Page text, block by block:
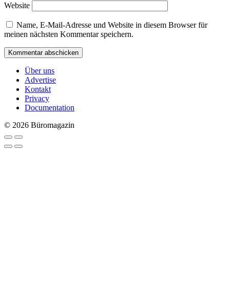
Website
Name, E-Mail-Adresse und Website in diesem Browser für
meinen nächsten Kommentar speichern.
Über uns
Advertise
Kontakt
Privacy
Documentation
© 2026 Büromagazin